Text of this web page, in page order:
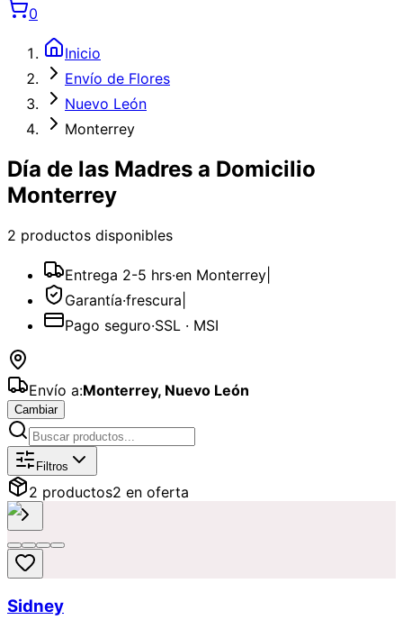
0
Inicio
Envío de Flores
Nuevo León
Monterrey
Día de las Madres a Domicilio
Monterrey
2 productos disponibles
Entrega 2-5 hrs·en Monterrey
Garantía·frescura
Pago seguro·SSL · MSI
Envío a:Monterrey, Nuevo León
Cambiar
Catálogo deDía de las Madres
Filtros
2 productos2 en oferta
Sidney